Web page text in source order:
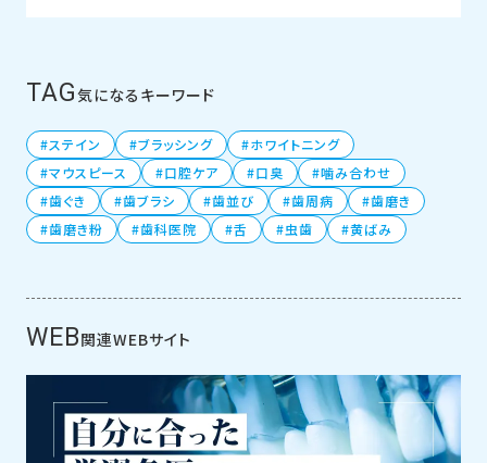
TAG気になるキーワード
ステイン ブラッシング
ホワイトニング
マウスピース
口腔ケア 口臭
噛み合わせ
歯ぐき
歯ブラシ 歯並び 歯周病
歯磨き
歯磨き粉
歯科医院 舌 虫歯 黄ばみ
WEB関連WEBサイト